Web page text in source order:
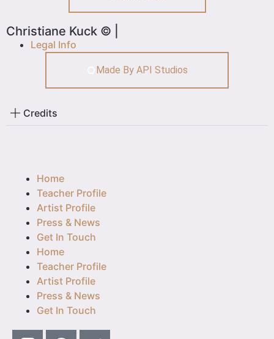
Christiane Kuck © |
Legal Info
Made By API Studios
Credits
Home
Teacher Profile
Artist Profile
Press & News
Get In Touch
Home
Teacher Profile
Artist Profile
Press & News
Get In Touch